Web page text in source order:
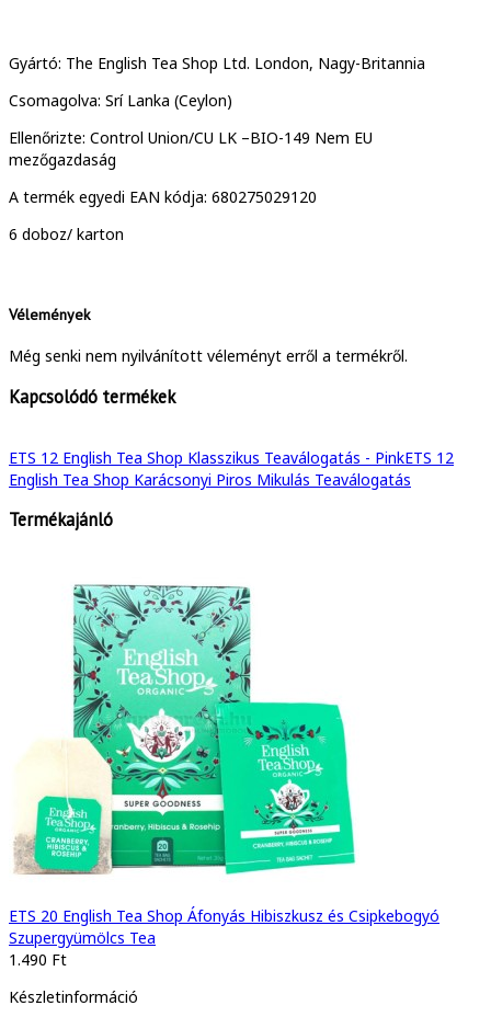
Gyártó: The English Tea Shop Ltd. London, Nagy-Britannia
Csomagolva: Srí Lanka (Ceylon)
Ellenőrizte: Control Union/CU LK –BIO-149 Nem EU
mezőgazdaság
A termék egyedi EAN kódja: 680275029120
6 doboz/ karton
Vélemények
Még senki nem nyilvánított véleményt erről a termékről.
Kapcsolódó termékek
ETS 12 English Tea Shop Klasszikus Teaválogatás - PinkETS 12
English Tea Shop Karácsonyi Piros Mikulás Teaválogatás
Termékajánló
ETS 20 English Tea Shop Áfonyás Hibiszkusz és Csipkebogyó
Szupergyümölcs Tea
1.490 Ft
Készletinformáció